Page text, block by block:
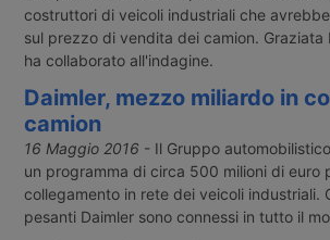
costruttori di veicoli industriali che
sul prezzo di vendita dei camion. Graziata
ha collaborato all'indagine.
Daimler, mezzo miliardo in
camion
16 Maggio 2016 - Il Gruppo
un programma di circa 500 milioni di euro
collegamento in rete dei veicoli industriali.
pesanti Daimler sono connessi in tutto il